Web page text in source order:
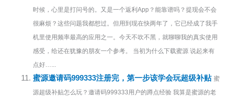
时候，心里是打问号的。又是一个返利App？能靠谱吗？提现会不会
很麻烦？这些问题我都想过。但用到现在快两年了，它已经成了我手
机里使用频率最高的应用之一。今天不吹不黑，就聊聊我的真实使用
感受，给还在犹豫的朋友一个参考。 当初为什么下载蜜源 说起来有
点好…...
蜜源邀请码999333注册完，第一步该学会玩超级补贴 蜜
源超级补贴怎么玩？邀请码999333用户的蹲点经验 我算是蜜源的老